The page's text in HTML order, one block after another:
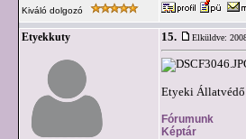
Kiváló dolgozó
Etyekkuty 15. Elküldve:
Etyeki Állatvédő
Fórumunk
Képtár